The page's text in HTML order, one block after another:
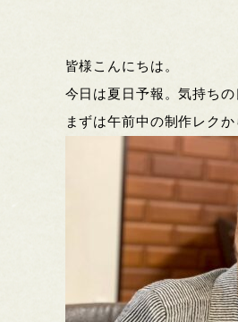
皆様こんにちは。
今日は夏日予報。気持ち
まずは午前中の制作レク